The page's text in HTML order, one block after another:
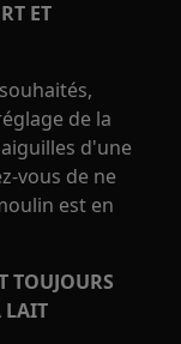
ET
de la
d'une
vous de ne
est en
TOUJOURS
LAIT